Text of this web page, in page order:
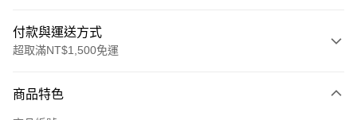
付款與運送方式
超取滿NT$1,500免運
信用卡一次付款
商品特色